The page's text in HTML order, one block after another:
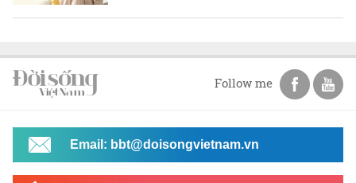
Follow me
Email: bbt@doisongvietnam.vn